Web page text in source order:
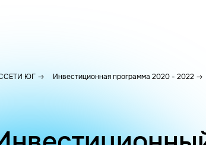
ЮГ Инвестиционная программа 2020 - 2022